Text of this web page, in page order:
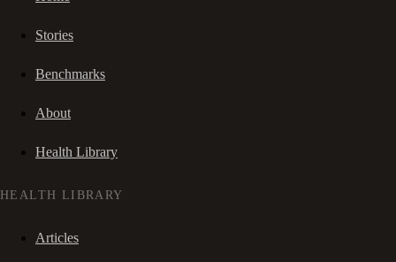
Stories
Benchmarks
About
Health Library
HEALTH LIBRARY
Articles